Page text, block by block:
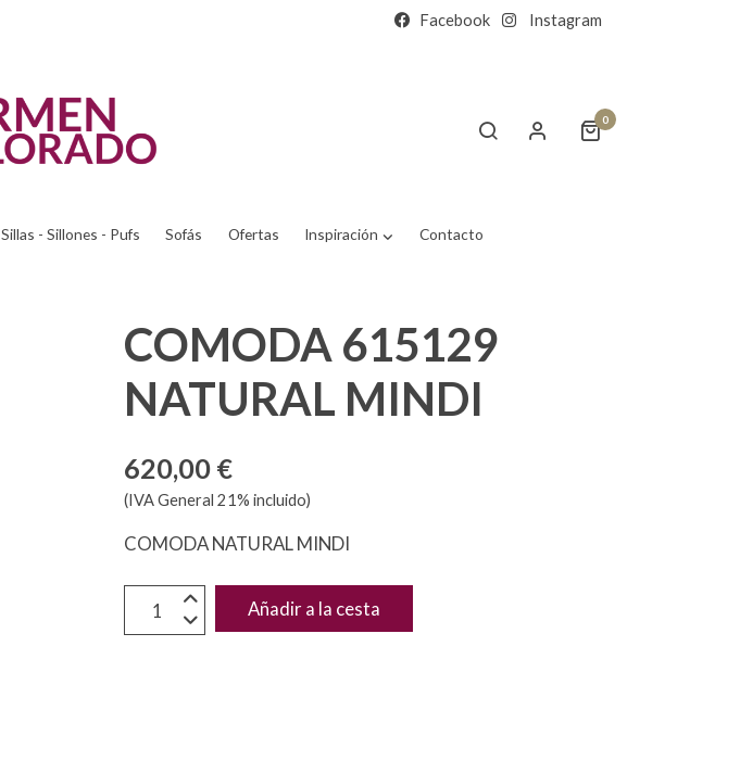
Facebook Instagram
0
Sillas - Sillones - Pufs Sofás Ofertas Inspiración Contacto
COMODA 615129
NATURAL MINDI
620,00 €
(IVA General 21% incluido)
COMODA NATURAL MINDI
Añadir a la cesta